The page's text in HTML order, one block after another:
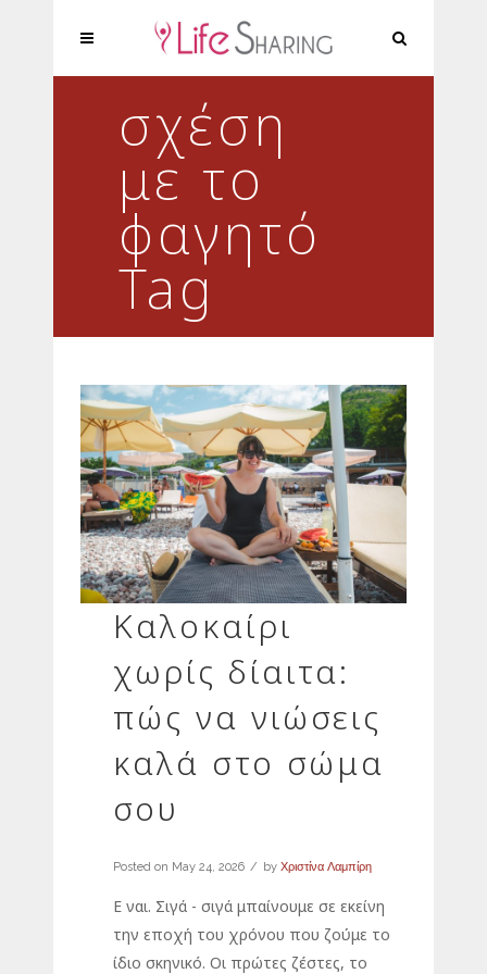
σχέση
με το
φαγητό
Tag
Καλοκαίρι
χωρίς δίαιτα:
πώς να νιώσεις
καλά στο σώμα
σου
Posted on May 24, 2026 by Χριστίνα Λαμπίρη
Ε ναι. Σιγά - σιγά μπαίνουμε σε εκείνη
την εποχή του χρόνου που ζούμε το
ίδιο σκηνικό. Οι πρώτες ζέστες, το